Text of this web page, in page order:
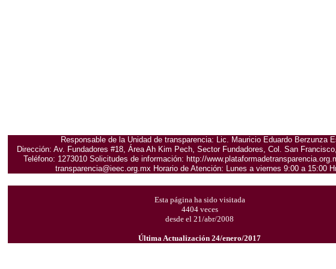
Responsable de la Unidad de transparencia: Lic. Mauricio Eduardo Berzunza
Dirección: Av. Fundadores #18, Área Ah Kim Pech, Sector Fundadores, Col. San
Teléfono: 1273010 Solicitudes de información: http://
transparencia@ieec.org.mx Horario de Atención: Lunes a viernes 9:00 a 15:00
Esta página ha sido visitada
4404 veces
desde el 21/abr/2008
Última Actualización 24/enero/2017